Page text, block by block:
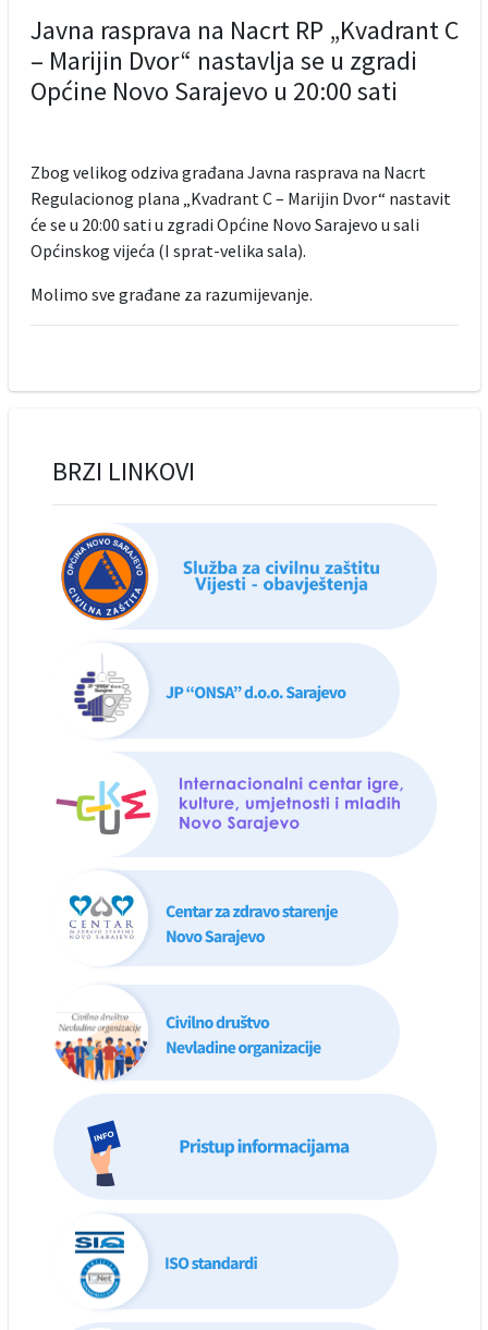
Javna rasprava na Nacrt RP „Kvadrant C
– Marijin Dvor“ nastavlja se u zgradi
Općine Novo Sarajevo u 20:00 sati
Zbog velikog odziva građana Javna rasprava na Nacrt
Regulacionog plana „Kvadrant C – Marijin Dvor“ nastavit
će se u 20:00 sati u zgradi Općine Novo Sarajevo u sali
Općinskog vijeća (I sprat-velika sala).
Molimo sve građane za razumijevanje.
BRZI LINKOVI